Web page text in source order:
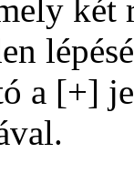
két
a [+]